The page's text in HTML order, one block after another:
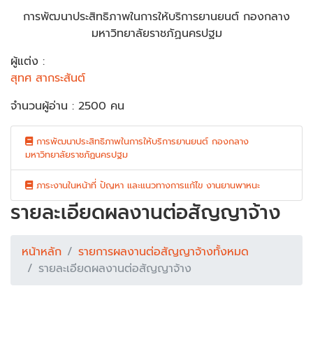
การพัฒนาประสิทธิภาพในการให้บริการยานยนต์ กองกลาง
มหาวิทยาลัยราชภัฏนครปฐม
ผู้แต่ง :
สุทศ สากระสันต์
จำนวนผู้อ่าน : 2500 คน
การพัฒนาประสิทธิภาพในการให้บริการยานยนต์ กองกลาง
มหาวิทยาลัยราชภัฏนครปฐม
ภาระงานในหน้าที่ ปัญหา และแนวทางการแก้ไข งานยานพาหนะ
รายละเอียดผลงานต่อสัญญาจ้าง
หน้าหลัก
รายการผลงานต่อสัญญาจ้างทั้งหมด
รายละเอียดผลงานต่อสัญญาจ้าง